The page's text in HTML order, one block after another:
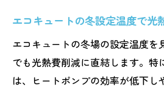
エコキュートの冬設定温度で光
エコキュートの冬場の設定温度を
でも光熱費削減に直結します。特
は、ヒートポンプの効率が低下し